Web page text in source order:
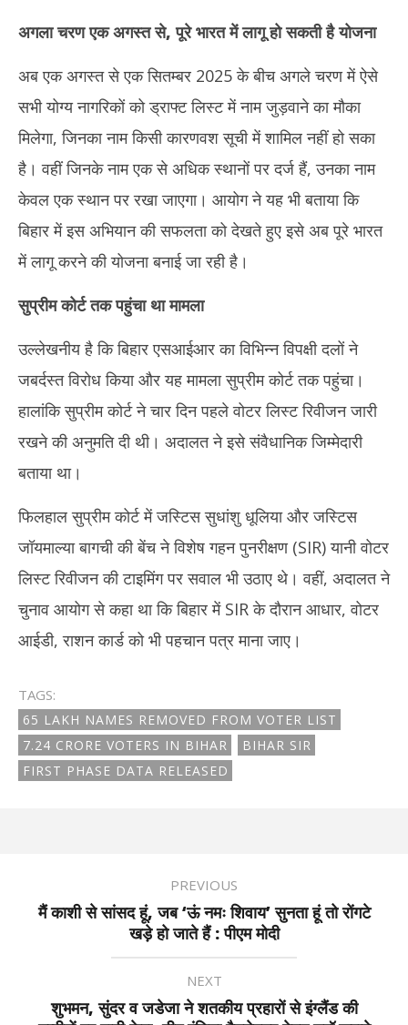
अगला चरण एक अगस्त से, पूरे भारत में लागू हो सकती है योजना
अब एक अगस्त से एक सितम्बर 2025 के बीच अगले चरण में ऐसे
सभी योग्य नागरिकों को ड्राफ्ट लिस्ट में नाम जुड़वाने का मौका
मिलेगा, जिनका नाम किसी कारणवश सूची में शामिल नहीं हो सका
है। वहीं जिनके नाम एक से अधिक स्थानों पर दर्ज हैं, उनका नाम
केवल एक स्थान पर रखा जाएगा। आयोग ने यह भी बताया कि
बिहार में इस अभियान की सफलता को देखते हुए इसे अब पूरे भारत
में लागू करने की योजना बनाई जा रही है।
सुप्रीम कोर्ट तक पहुंचा था मामला
उल्लेखनीय है कि बिहार एसआईआर का विभिन्न विपक्षी दलों ने
जबर्दस्त विरोध किया और यह मामला सुप्रीम कोर्ट तक पहुंचा।
हालांकि सुप्रीम कोर्ट ने चार दिन पहले वोटर लिस्ट रिवीजन जारी
रखने की अनुमति दी थी। अदालत ने इसे संवैधानिक जिम्मेदारी
बताया था।
फिलहाल सुप्रीम कोर्ट में जस्टिस सुधांशु धूलिया और जस्टिस
जॉयमाल्या बागची की बेंच ने विशेष गहन पुनरीक्षण (SIR) यानी वोटर
लिस्ट रिवीजन की टाइमिंग पर सवाल भी उठाए थे। वहीं, अदालत ने
चुनाव आयोग से कहा था कि बिहार में SIR के दौरान आधार, वोटर
आईडी, राशन कार्ड को भी पहचान पत्र माना जाए।
TAGS:
65 LAKH NAMES REMOVED FROM VOTER LIST
7.24 CRORE VOTERS IN BIHAR
BIHAR SIR
FIRST PHASE DATA RELEASED
PREVIOUS
मैं काशी से सांसद हूं, जब ‘ऊं नमः शिवाय’ सुनता हूं तो रोंगटे
खड़े हो जाते हैं : पीएम मोदी
NEXT
शुभमन, सुंदर व जडेजा ने शतकीय प्रहारों से इंग्लैंड की